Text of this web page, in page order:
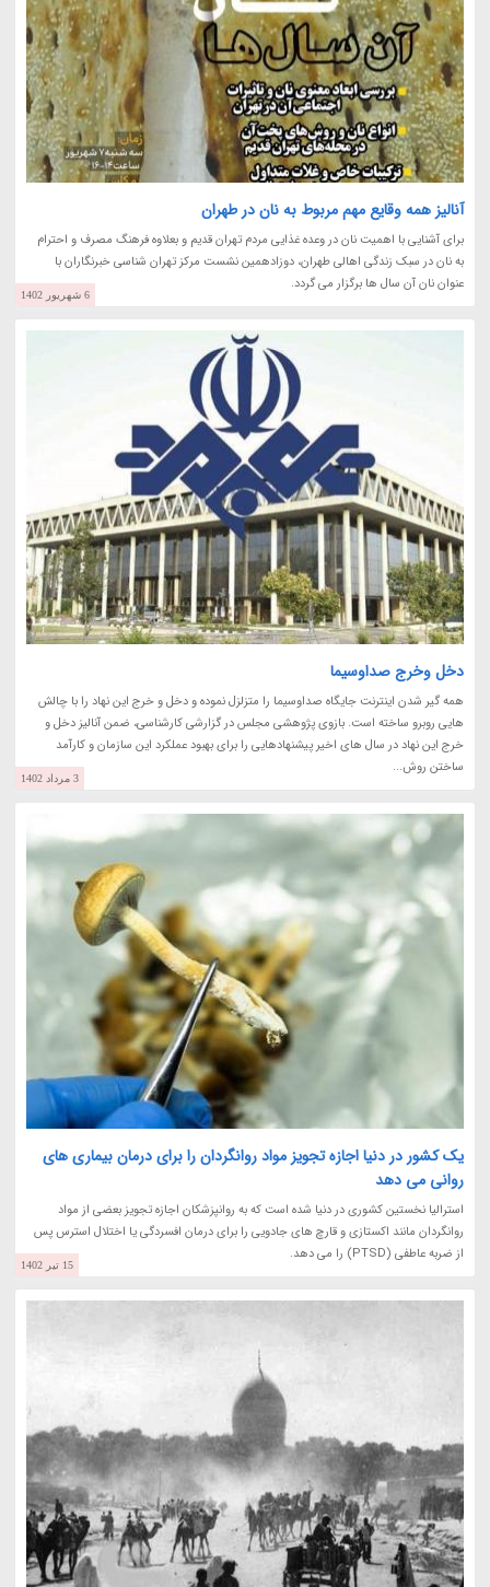
آنالیز همه وقایع مهم مربوط به نان در طهران
برای آشنایی با اهمیت نان در وعده غذایی مردم تهران قدیم و بعلاوه فرهنگ مصرف و احترام
به نان در سبک زندگی اهالی طهران، دوزادهمین نشست مرکز تهران شناسی خبرنگاران با
عنوان نان آن سال ها برگزار می گردد.
6 شهریور 1402
دخل وخرج صداوسیما
همه گیر شدن اینترنت جایگاه صداوسیما را متزلزل نموده و دخل و خرج این نهاد را با چالش
هایی روبرو ساخته است. بازوی پژوهشی مجلس در گزارشی کارشناسی، ضمن آنالیز دخل و
خرج این نهاد در سال های اخیر پیشنهادهایی را برای بهبود عملکرد این سازمان و کارآمد
ساختن روش...
3 مرداد 1402
یک کشور در دنیا اجازه تجویز مواد روانگردان را برای درمان بیماری های
روانی می دهد
استرالیا نخستین کشوری در دنیا شده است که به روانپزشکان اجازه تجویز بعضی از مواد
روانگردان مانند اکستازی و قارچ های جادویی را برای درمان افسردگی یا اختلال استرس پس
از ضربه عاطفی (PTSD) را می دهد.
15 تیر 1402